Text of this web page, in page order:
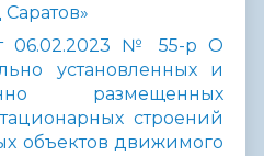
06.02.2023 № 55-р О
установленных и
размещенных
строений
объектов движимого